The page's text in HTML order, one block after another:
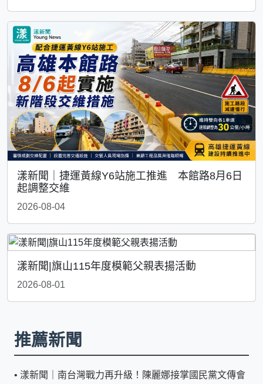
漾新聞｜捷運黃線Y6站施工推進 本館路8月6日
起調整交維
2026-08-04
漾新聞|旗山115年度模範父親表揚活動
2026-08-01
推薦新聞
• 漾新聞｜南台灣戰力再升級！陳麗娜接掌國民黨文傳會